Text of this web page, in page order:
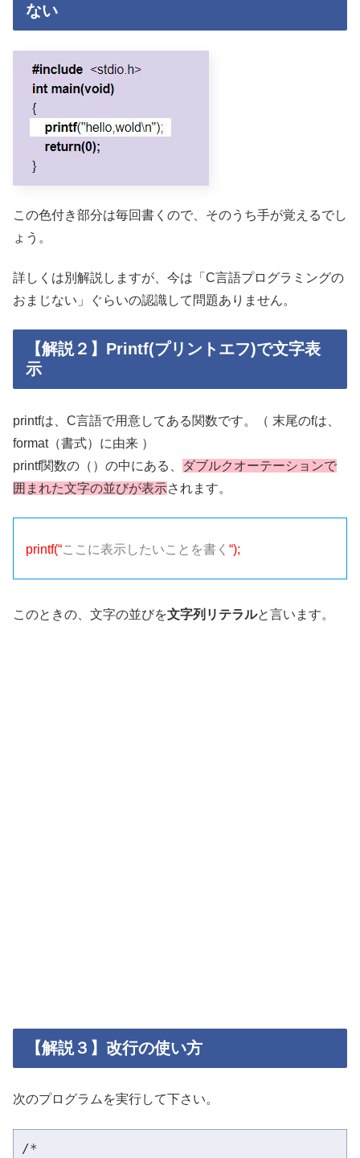
ない
この色付き部分は毎回書くので、そのうち手が覚えるでし
ょう。
詳しくは別解説しますが、今は「C言語プログラミングの
おまじない」ぐらいの認識して問題ありません。
【解説２】Printf(プリントエフ)で文字表
示
printfは、C言語で用意してある関数です。（ 末尾のfは、
format（書式）に由来 ）
printf関数の（）の中にある、
ダブルクオーテーションで
囲まれた文字の並びが表示されます。
printf(“ここに表示したいことを書く “);
このときの、文字の並びを文字列リテラルと言います。
【解説３】改行の使い方
次のプログラムを実行して下さい。
/*